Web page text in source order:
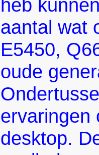
heb
aantal wat
E5450,
oude
ervaringen
desktop.